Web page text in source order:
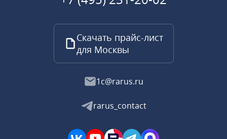
Скачать прайс-лист
для Москвы
1c@rarus.ru
rarus_contact